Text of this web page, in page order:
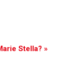
Stella? »